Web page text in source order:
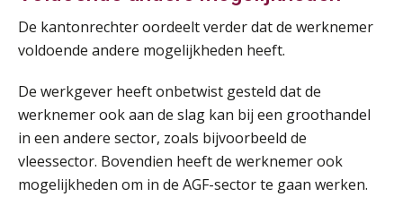
De kantonrechter oordeelt verder dat de werknemer
voldoende andere mogelijkheden heeft.
De werkgever heeft onbetwist gesteld dat de
werknemer ook aan de slag kan bij een groothandel
in een andere sector, zoals bijvoorbeeld de
vleessector. Bovendien heeft de werknemer ook
mogelijkheden om in de AGF-sector te gaan werken.
AUG
Summercourse Internationaal/grensoverschrijdend werken
MOCuitgevers
AUG
Markus Verbeek Praehep
AUG
MOCuitgevers